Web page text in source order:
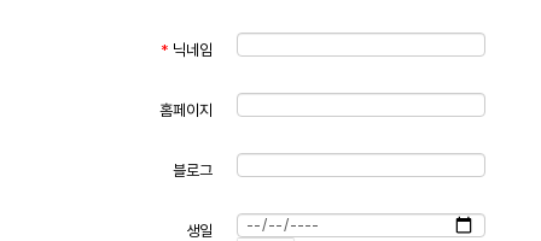
* 닉네임
홈페이지
블로그
생일